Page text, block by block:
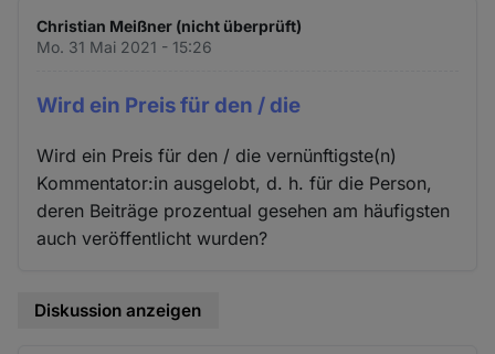
Christian Meißner (nicht überprüft)
Mo. 31 Mai 2021 - 15:26
Wird ein Preis für den / die
Wird ein Preis für den / die vernünftigste(n)
Kommentator:in ausgelobt, d. h. für die Person,
deren Beiträge prozentual gesehen am häufigsten
auch veröffentlicht wurden?
Diskussion anzeigen